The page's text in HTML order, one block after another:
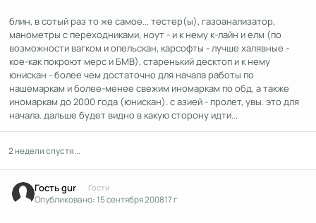
блин, в сотый раз то же самое... тестер(ы), газоанализатор,
манометры с переходниками, ноут - и к нему к-лайн и елм (по
возможности вагком и опельскан, карсофты - лучше халявные -
кое-как покроют мерс и БМВ), старенький десктоп и к нему
юнискан - более чем достаточно для начала работы по
нашемаркам и более-менее свежим иномаркам по обд, а также
иномаркам до 2000 года (юнискан). с азией - пролет, увы. это для
начала. дальше будет видно в какую сторону идти...
2 недели спустя...
Гость gur Гости
Опубликовано:15 сентября 200817 г